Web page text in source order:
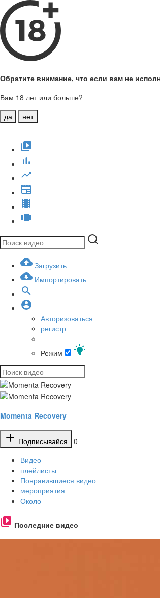
Обратите внимание, что если вам не
Вам 18 лет или больше?
да
нет
Загрузить
Импортировать
Авторизоваться
регистр
Режим
Momenta Recovery
Подписывайся
0
Видео
плейлисты
Понравившиеся видео
мероприятия
Около
Последние видео